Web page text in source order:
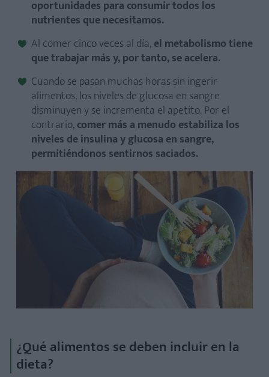
oportunidades para consumir todos los
nutrientes que necesitamos.
Al comer cinco veces al día,el metabolismo tiene
que trabajar más y, por tanto, se acelera.
Cuando se pasan muchas horas sin ingerir
alimentos, los niveles de glucosa en sangre
disminuyen y se incrementa el apetito. Por el
contrario,comer más a menudo estabiliza los
niveles de insulina y glucosa en sangre,
permitiéndonos sentirnos saciados.
¿Qué alimentos se deben incluir en la
dieta?